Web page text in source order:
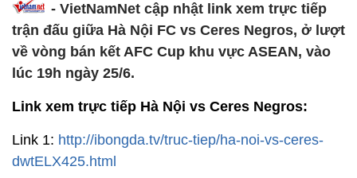
- VietNamNet cập nhật link xem trực tiếp
trận đấu giữa Hà Nội FC vs Ceres Negros, ở lượt
về vòng bán kết AFC Cup khu vực ASEAN, vào
lúc 19h ngày 25/6.
Link xem trực tiếp Hà Nội vs Ceres Negros:
Link 1: http://ibongda.tv/truc-tiep/ha-noi-vs-ceres-
dwtELX425.html